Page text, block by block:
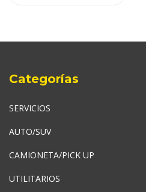
Categorías
SERVICIOS
AUTO/SUV
CAMIONETA/PICK UP
UTILITARIOS